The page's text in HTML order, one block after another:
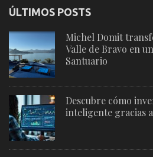
ÚLTIMOS POSTS
Michel Domit
Valle de Bravo en
Santuario
Descubre cómo
inteligente gracias